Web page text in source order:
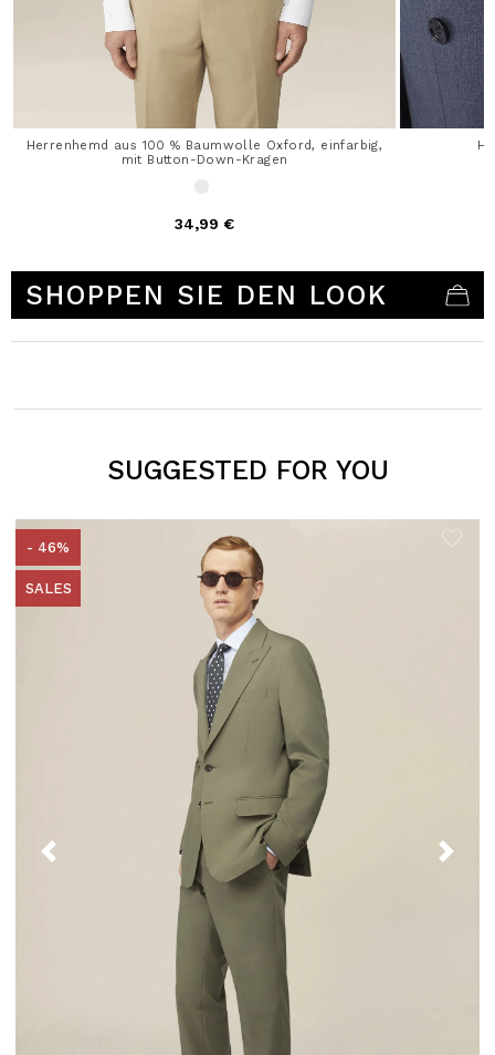
Herrenhemd aus 100 % Baumwolle Oxford, einfarbig,
mit Button-Down-Kragen
34,99 €
SHOPPEN SIE DEN LOOK
SUGGESTED FOR YOU
- 46%
SALES